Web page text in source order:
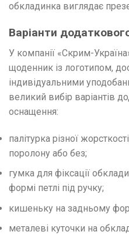
обкладинка виглядає
Варіанти
У компанії «Скрим-
щоденник із логотипом,
індивідуальними
великий вибір варіантів
оснащення:
палітурка різної
поролону або без;
гумка для фіксації
формі петлі під ручку;
кишеньку на задньому
металеві куточки на